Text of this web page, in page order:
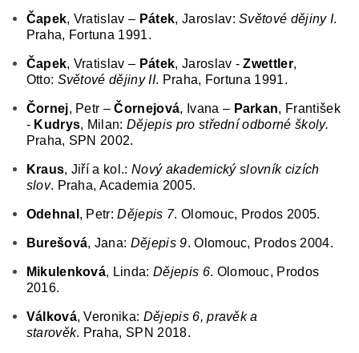
Čapek, Vratislav – Pátek, Jaroslav:Světové dějiny I.
Praha, Fortuna 1991.
Čapek, Vratislav – Pátek, Jaroslav -Zwettler,
Otto: Světové dějiny II. Praha, Fortuna 1991.
Čornej, Petr –Čornejová, Ivana – Parkan, František
- Kudrys, Milan:Dějepis pro střední odborné školy.
Praha, SPN 2002.
Kraus, Jiří a kol.: Nový akademický slovník cizích
slov. Praha, Academia 2005.
Odehnal , Petr:Dějepis 7. Olomouc, Prodos 2005.
Burešová, Jana: Dějepis 9. Olomouc, Prodos 2004.
Mikulenková, Linda:Dějepis 6. Olomouc, Prodos
2016.
Válková, Veronika: Dějepis 6, pravěk a
starověk. Praha, SPN 2018.